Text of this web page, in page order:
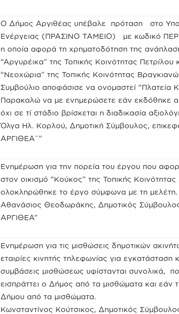
Ο Δήμος Αργιθέας υπέβαλε πρόταση στο
Ενέργειας (ΠΡΑΣΙΝΟ ΤΑΜΕΙΟ) με κωδικό
η οποία αφορά τη χρηματοδότηση της
“Αργυρέικα” της Τοπικής Κοινότητας Πετρίλου
“Νεοχώρια” της Τοπικής Κοινότητας
Συμβούλιο αποφάσισε να ονομαστεί “Πλατεία
Παρακαλώ να με ενημερώσετε εάν εκδόθηκε
όχι σε τί στάδιο βρίσκεται η διαδικασία
Όλγα Hλ. Κορλού, Δημοτική Σύμβουλος,
ΑΡΓΙΘΕΑ¨”
Ενημέρωση για την πορεία του έργου που
στον οικισμό “Κούκος” της Τοπικής
ολοκληρώθηκε το έργο σύμφωνα με τη μελέτη.
Αθανάσιος Θεοδωράκης, Δημοτικός
ΑΡΓΙΘΕΑ”
Ενημέρωση για τις μισθώσεις δημοτικών
εταιρίες κινητής τηλεφωνίας για
συμβάσεις μισθώσεως υφίστανται συνολικά,
εισπράττει ο Δήμος από τα μισθώματα και εάν
Δήμου από τα μισθώματα.
Κωνσταντίνος Κούτσικος, Δημοτικός